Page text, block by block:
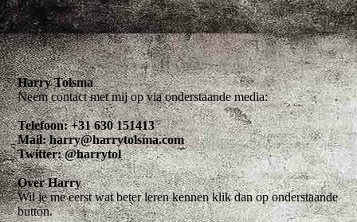
Harry Tolsma
Neem contact met mij op via onderstaande media:
Telefoon: +31 630 151413
Mail: harry@harrytolsma.com
Twitter: @harrytol
Over Harry
Wil je me eerst wat beter leren kennen klik dan op onderstaande
button.